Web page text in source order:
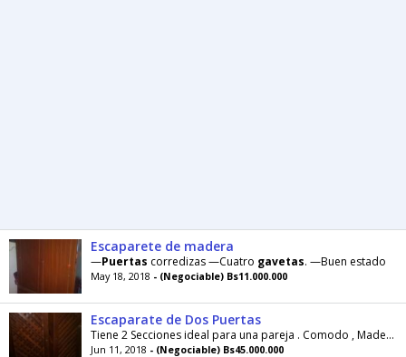
Escaparete de madera
—Puertas corredizas —Cuatro gavetas. —Buen estado
May 18, 2018 - (Negociable) Bs11.000.000
Escaparate de Dos Puertas
Tiene 2 Secciones ideal para una pareja . Comodo , Madera Moderna,
Jun 11, 2018 - (Negociable) Bs45.000.000